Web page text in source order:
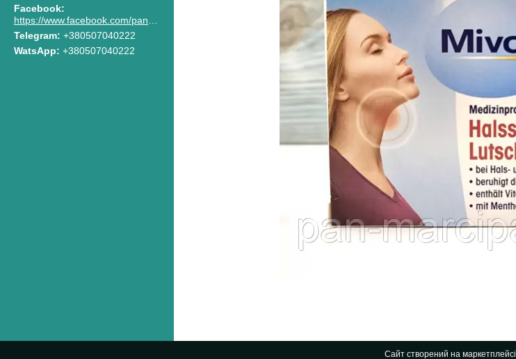
Facebook
https://www.facebook.com/pan.marcipan2020
Telegram +380507040222
WatsApp
+380507040222
Сайт створений на маркетплейсі